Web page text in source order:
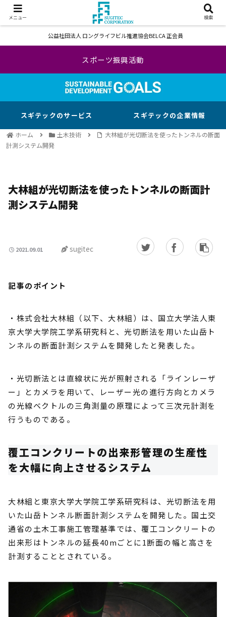
公益社団法人 ロングライフビル推進協会BELCA 正会員
スポーツ振興活動
スギテックのサービス スギテックの企業情報
ホーム 土木技術
大林組が光切断法を使ったトンネルの断面
計測システム開発
大林組が光切断法を使ったトンネルの断面計
測システム開発
2021.09.01 sugitec
記事のポイント
・株式会社大林組（以下、大林組）は、国立大学法人東
京大学大学院工学系研究科と、光切断法を用いた山岳ト
ンネルの断面計測システムを開発したと発表した。
・光切断法とは直線状に光が照射される「ラインレーザ
ー」とカメラを用いて、レーザー光の進行方向とカメラ
の光線ベクトルの三角測量の原理によって三次元計測を
行うものである。
覆工コンクリートの出来形管理の生産性
を大幅に向上させるシステム
大林組と東京大学大学院工学系研究科は、光切断法を用
いた山岳トンネル断面計測システムを開発した。国土交
通省の土木工事施工管理基準では、覆工コンクリートの
出来形はトンネルの延長40mごとに1断面の幅と高さを
計測することとされている。
メニュー 検索